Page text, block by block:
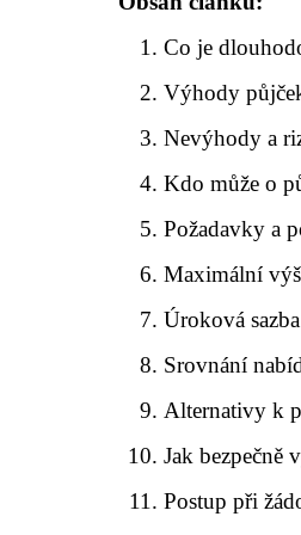
Co je
Výhody
Nevýhody a
Kdo může o
Požadavky a
Maximální
Úroková
Srovnání
Alternativy k
Jak bezpečně
Postup při